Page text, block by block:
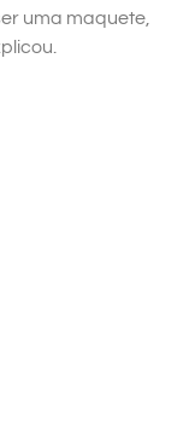
uma maquete,